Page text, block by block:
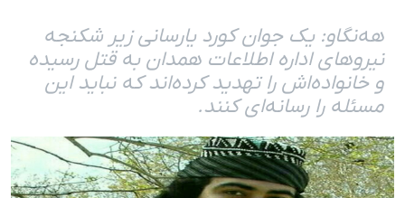
هەنگاو: یک جوان کورد یارسانی زیر شکنجە
نیروهای ادارە اطلاعات همدان بە قتل رسیدە
و خانوادەاش را تهدید کردەاند کە نباید این
مسئلە را رسانەای کنند.